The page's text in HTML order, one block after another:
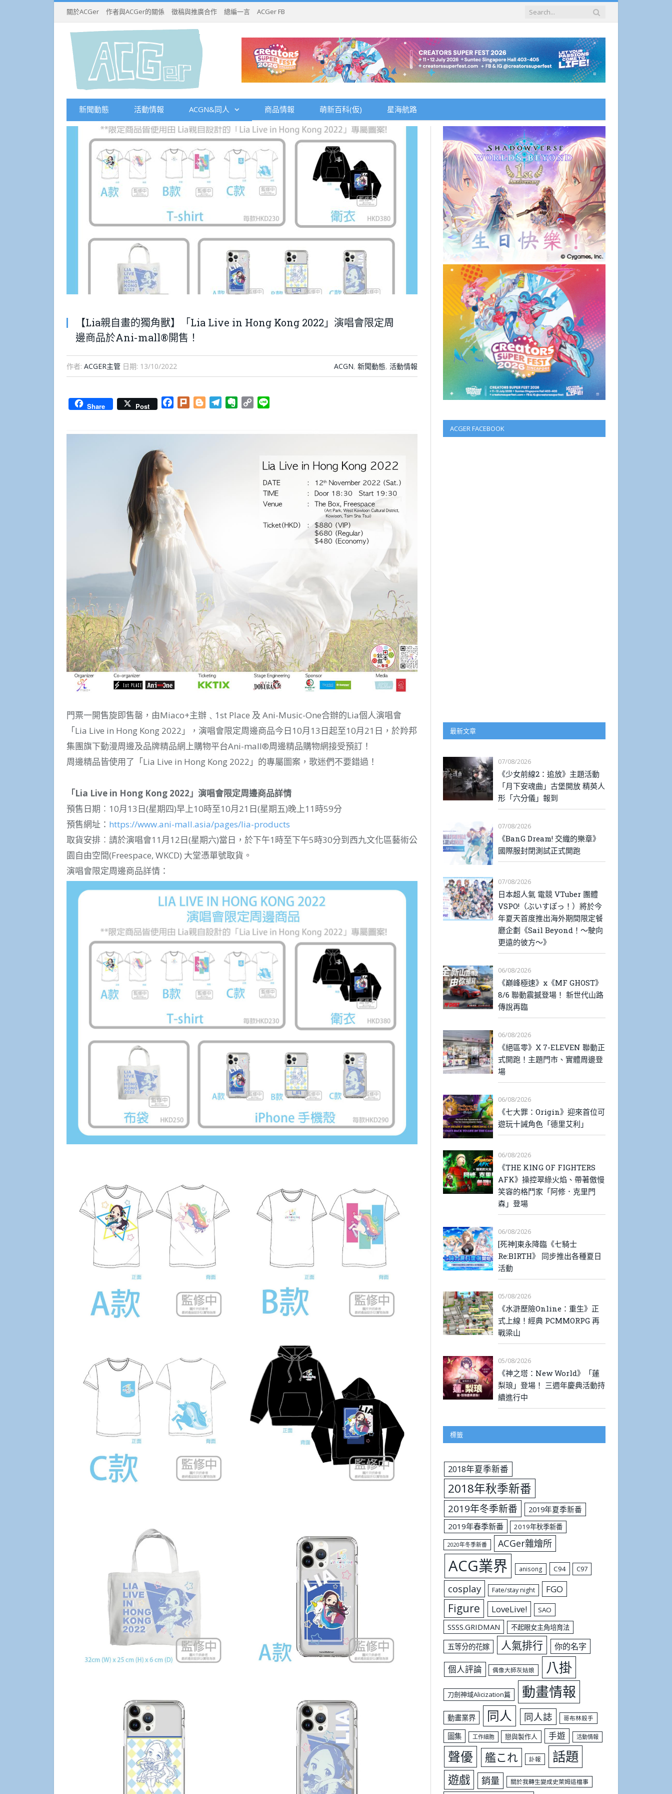
關於ACGer 作者與ACGer的關係 徵稿與推廣合作 總編一言 ACGer FB
新聞動態 活動情報 ACGN&同人 商品情報 萌新百科(仮) 星海航路
【Lia親自畫的獨角獸】「Lia Live in Hong Kong 2022」演唱會限定周
邊商品於Ani-mall®開售！
作者: ACGER主管 日期: 13/10/2022 ACGN, 新聞動態, 活動情報
Share Post Facebook
Plurk BloggerTelegramEvernote
Copy
門票一開售旋即售罄，由Miaco+主辦﹑1st Place 及 Ani-Music-One合辦的Lia個人演唱會
「Lia Live in Hong Kong 2022」，演唱會限定周邊商品今日10月13日起至10月21日，於羚邦
集團旗下動漫周邊及品牌精品網上購物平台Ani-mall®周邊精品購物網接受預訂！
周邊精品皆使用了「Lia Live in Hong Kong 2022」的專屬圖案，歌迷們不要錯過！
「Lia Live in Hong Kong 2022」演唱會限定周邊商品詳情
預售日期︰10月13日(星期四)早上10時至10月21日(星期五)晚上11時59分
預售網址： https://www.ani-mall.asia/pages/lia-products
取貨安排︰請於演唱會11月12日(星期六)當日，於下午1時至下午5時30分到西九文化區藝術公
園自由空間(Freespace, WKCD) 大堂憑單號取貨。
演唱會限定周邊商品詳情：
ACGER FACEBOOK
最新文章
07/08/2026
《少女前線2：追放》主題活動
「月下安魂曲」古堡開放 精英人
形「六分儀」報到
07/08/2026
《BanG Dream! 交織的樂章》
國際服封閉測試正式開跑
07/08/2026
日本超人氣 電競 VTuber 團體
VSPO!（ぶいすぽっ！）將於今
年夏天首度推出海外期間限定餐
廳企劃《Sail Beyond！～駛向
更遠的彼方～》
06/08/2026
《巔峰極速》x《MF GHOST》
8/6 聯動震撼登場！ 新世代山路
傳說再臨
06/08/2026
《絕區零》X 7-ELEVEN 聯動正
式開跑！主題門市、實體周邊登
場
06/08/2026
《七大罪：Origin》迎來首位可
遊玩十誡角色「德里艾利」
06/08/2026
《THE KING OF FIGHTERS
AFK》操控翠綠火焰、帶著傲慢
笑容的格鬥家「阿修．克里門
森」登場
06/08/2026
[死神]東永降臨《七騎士
Re:BIRTH》 同步推出各種夏日
活動
05/08/2026
《水滸歷險Online：重生》正
式上線！經典 PCMMORPG 再
戰梁山
05/08/2026
《神之塔：New World》「蓮
梨琅」登場！ 三週年慶典活動持
續進行中
標籤
2018年夏季新番
2018年秋季新番
2019年冬季新番
2019年夏季新番
2019年春季新番
2019年秋季新番
2020年冬季新番 ACGer雜燴所
ACG業界 anisong C94 C97
cosplay Fate/stay night FGO
Figure LoveLive! SAO
SSSS.GRIDMAN 不起眼女主角培育法
五等分的花嫁 人氣排行 你的名字
個人評論 偶像大師灰姑娘 八掛
刀劍神域Alicization篇 動畫情報
動畫業界 同人 同人誌 哥布林殺手
圖集 工作細胞 戀與製作人 手遊 活動情報
聲優 艦これ 訃報 話題
遊戲 銷量 關於我轉生變成史萊姆這檔事